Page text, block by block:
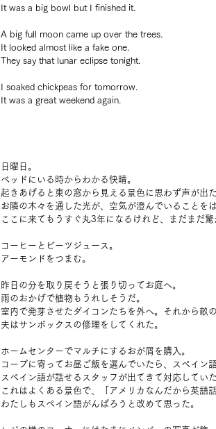
It was a big bowl but I finished it.
A big full moon came up over the trees.
It looked almost like a fake one.
They say that lunar eclipse tonight.
I soaked chickpeas for tomorrow.
It was a great weekend again.
日曜日。
ベッドにいる時からわかる快晴。
起きあげると東の窓から見える景色に思わず声が出た
お隣の木々を通した光が、空気が澄んでいることを
ここに来てもうすぐ丸3年になるけれど、まだまだ驚
コーヒーとビーツジュース。
アーモンドをつまむ。
昨日の分を取り戻そうと張り切ってお庭へ。
雨のおかげで植物もうれしそうだ。
室内で発芽させたダイコンたちを外へ。それから畝の
夫はサンボックスの修理をしてくれた。
ホームセンターでマルチにするおが屑を購入。
コープに寄ってお昼ご飯を選んでいたら、スペイン
スペイン語が話せるスタッフが出てきて対応していた
これはよくある景色で、「アメリカなんだから英語
わたしもスペイン語がんばろうと改めて思った。